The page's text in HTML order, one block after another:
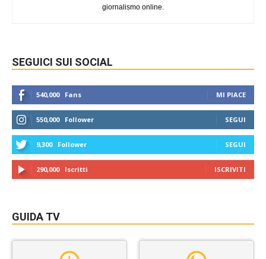
giornalismo online.
SEGUICI SUI SOCIAL
540,000 Fans MI PIACE
550,000 Follower SEGUI
9,300 Follower SEGUI
290,000 Iscritti ISCRIVITI
GUIDA TV